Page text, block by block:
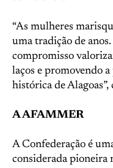
“As mulheres
uma tradição de
compromisso
laços e promovendo
histórica de
A AFAMMER
A Confederação é
considerada pioneira